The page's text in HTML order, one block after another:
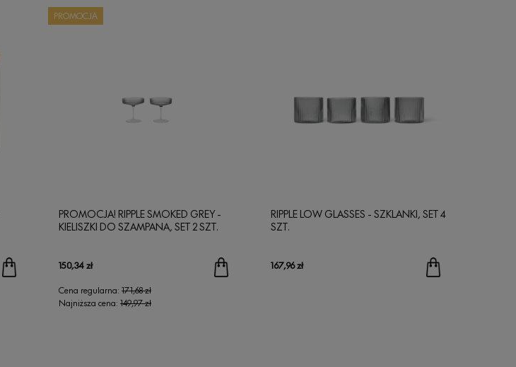
PROMOCJA! RIPPLE SMOKED GREY -
KIELISZKI DO SZAMPANA, SET 2 SZT.
150,34 zł
Cena regularna: 171,68 zł
Najniższa cena: 149,97 zł
PROMOCJA
RIPPLE LOW GLASSES - SZKLANKI, SET 4
SZT.
167,96 zł